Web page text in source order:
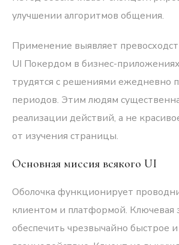
улучшении алгоритмов общения.
Применение выявляет
UI Покердом в бизнес-
трудятся с решениями ежедневно
периодов. Этим людям
реализации действий, а не
от изучения страницы.
Основная миссия всякого UI
Оболочка функционирует
клиентом и платформой. Ключевая
обеспечить чрезвычайно быстрое